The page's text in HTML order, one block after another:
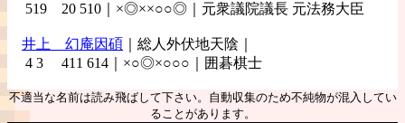
519 20 510｜×◎××○○◎｜元衆議院議長 元法務大臣
井上 幻庵因碩 ｜総人外伏地天陰｜
4 3 411 614｜×○◎×○○○｜囲碁棋士
不適当な名前は読み飛ばして下さい。自動収集のため不純物が混入してい
ることがあります。